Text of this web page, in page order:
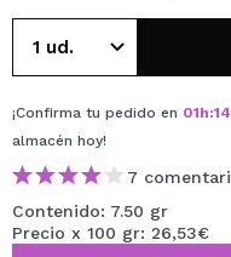
¡Confirma tu pedido en 01h:14
almacén hoy!
7
Contenido: 7.50 gr
Precio x 100 gr: 26,53€